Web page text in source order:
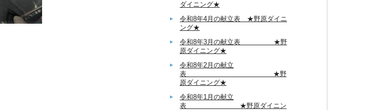
ダイニング★
令和8年4月の献立表 ★野原ダイニ
ング★
令和8年3月の献立表 ★野
原ダイニング★
令和8年2月の献立
表 ★野
原ダイニング★
令和8年1月の献立
表 ★野原ダイニン